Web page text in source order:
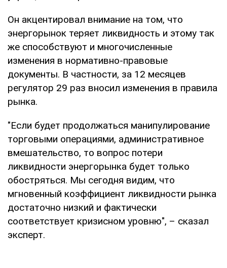
Он акцентировал внимание на том, что
энергорынок теряет ликвидность и этому так
же способствуют и многочисленные
изменения в нормативно-правовые
документы. В частности, за 12 месяцев
регулятор 29 раз вносил изменения в правила
рынка.
"Если будет продолжаться манипулирование
торговыми операциями, административное
вмешательство, то вопрос потери
ликвидности энергорынка будет только
обостряться. Мы сегодня видим, что
мгновенный коэффициент ликвидности рынка
достаточно низкий и фактически
соответствует кризисном уровню", – сказал
эксперт.